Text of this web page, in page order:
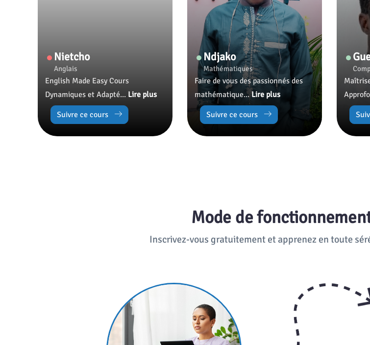
Nietcho
Anglais
English Made Easy Cours
Dynamiques et Adapté... Lire plus
Suivre ce cours
Ndjako
Mathématiques
Faire de vous des passionnés des
mathématique...Lire plus
Suivre ce cours
Mode de
Inscrivez-vous gratuitement et apprenez en toute